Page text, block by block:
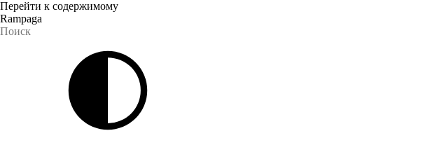
Перейти к содержимому
Rampaga